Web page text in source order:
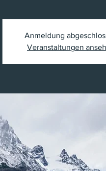
Anmeldung
Veranstaltungen